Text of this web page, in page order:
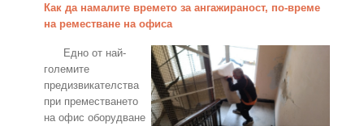
Как да намалите времето за ангажираност, по-време
на реместване на офиса
Едно от най-
големите
предизвикателства
при преместването
на офис оборудване